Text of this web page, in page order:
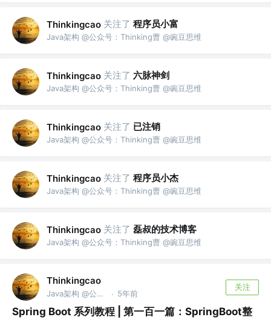
Thinkingcao 关注了 程序员小富
Java架构 @公众号：Thinking曹 @豌豆思维
Thinkingcao 关注了 六脉神剑
Java架构 @公众号：Thinking曹 @豌豆思维
Thinkingcao 关注了 已注销
Java架构 @公众号：Thinking曹 @豌豆思维
Thinkingcao 关注了 程序员小杰
Java架构 @公众号：Thinking曹 @豌豆思维
Thinkingcao 关注了 磊叔的技术博客
Java架构 @公众号：Thinking曹 @豌豆思维
Thinkingcao
Java架构 @公众号：Thinking曹 @豌豆思维 · 5年前
关注
Spring Boot 系列教程 | 第一百一篇：SpringBoot整